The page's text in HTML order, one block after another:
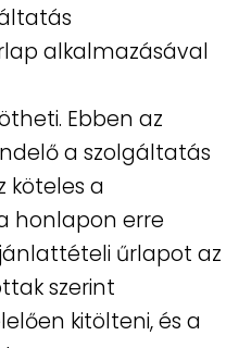
alkalmazásával
Ebben az
a szolgáltatás
köteles a
honlapon erre
űrlapot az
szerint
kitölteni, és a